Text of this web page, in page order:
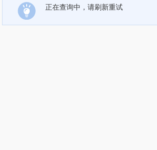
正在查询中，请刷新重试